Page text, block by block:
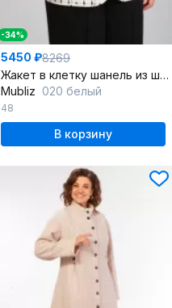
-34%
5450 ₽8269
Жакет в клетку шанель из шерсти и вискозы, белый
Mubliz 020 белый
48
В корзину